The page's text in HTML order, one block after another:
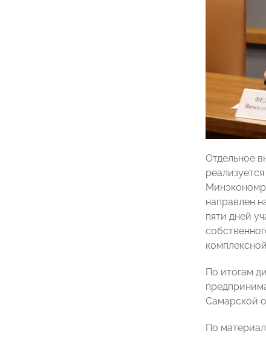
Отдельное
направлен
пяти дней
По итогам
Самарской
По